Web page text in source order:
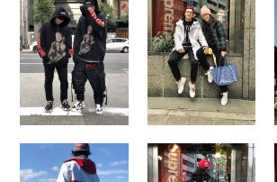
No.
044
No.
043